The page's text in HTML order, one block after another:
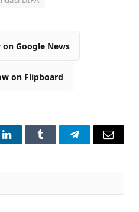
on Google News
on Flipboard
LinkedInTumblr TelegramEmail